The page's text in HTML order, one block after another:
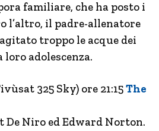
familiare, che ha posto i
l’altro, il padre-allenatore
troppo le acque dei
adolescenza.
325 Sky) ore 21:15The
Niro ed Edward Norton.